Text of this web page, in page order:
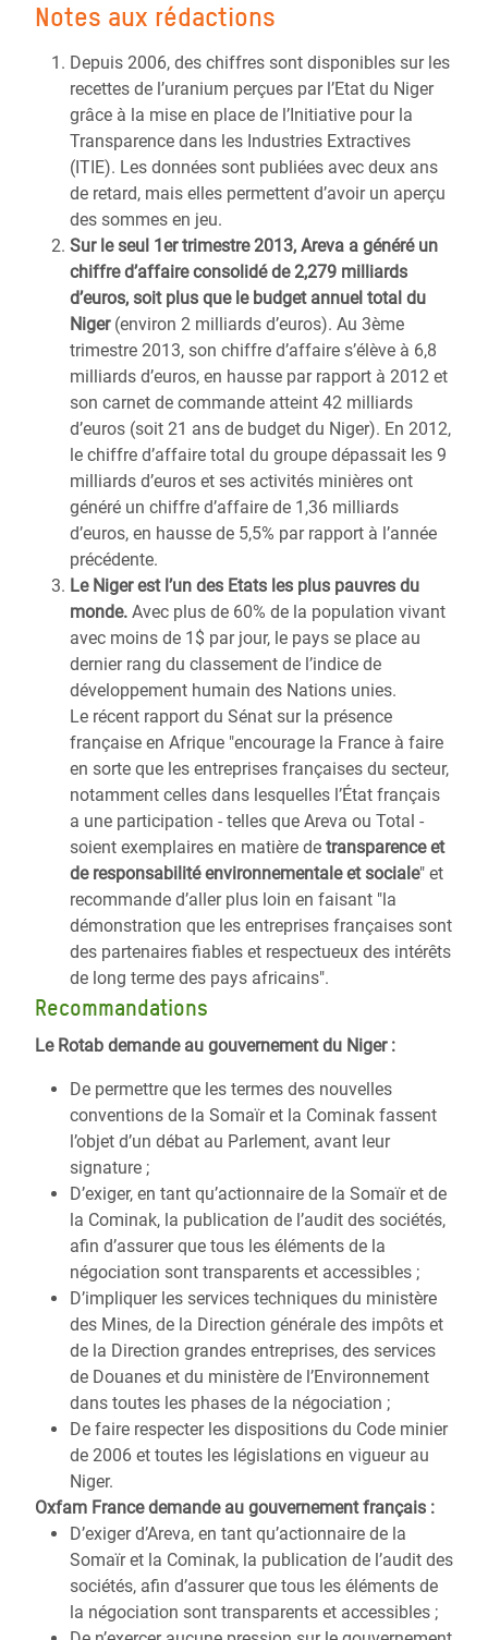
Notes aux rédactions
Depuis 2006, des chiffres sont disponibles sur les
recettes de l’uranium perçues par l’Etat du Niger
grâce à la mise en place de l’Initiative pour la
Transparence dans les Industries Extractives
(ITIE). Les données sont publiées avec deux ans
de retard, mais elles permettent d’avoir un aperçu
des sommes en jeu.
Sur le seul 1er trimestre 2013, Areva a généré un
chiffre d’affaire consolidé de 2,279 milliards
d’euros, soit plus que le budget annuel total du
Niger(environ 2 milliards d’euros). Au 3ème
trimestre 2013, son chiffre d’affaire s’élève à 6,8
milliards d’euros, en hausse par rapport à 2012 et
son carnet de commande atteint 42 milliards
d’euros (soit 21 ans de budget du Niger). En 2012,
le chiffre d’affaire total du groupe dépassait les 9
milliards d’euros et ses activités minières ont
généré un chiffre d’affaire de 1,36 milliards
d’euros, en hausse de 5,5% par rapport à l’année
précédente.
Le Niger est l’un des Etats les plus pauvres du
monde. Avec plus de 60% de la population vivant
avec moins de 1$ par jour, le pays se place au
dernier rang du classement de l’indice de
développement humain des Nations unies.
Le récent rapport du Sénat sur la présence
française en Afrique "encourage la France à faire
en sorte que les entreprises françaises du secteur,
notamment celles dans lesquelles l’État français
a une participation - telles que Areva ou Total -
soient exemplaires en matière de transparence et
de responsabilité environnementale et sociale" et
recommande d’aller plus loin en faisant "la
démonstration que les entreprises françaises sont
des partenaires fiables et respectueux des intérêts
de long terme des pays africains".
Recommandations
Le Rotab demande au gouvernement du Niger :
De permettre que les termes des nouvelles
conventions de la Somaïr et la Cominak fassent
l’objet d’un débat au Parlement, avant leur
signature ;
D’exiger, en tant qu’actionnaire de la Somaïr et de
la Cominak, la publication de l’audit des sociétés,
afin d’assurer que tous les éléments de la
négociation sont transparents et accessibles ;
D’impliquer les services techniques du ministère
des Mines, de la Direction générale des impôts et
de la Direction grandes entreprises, des services
de Douanes et du ministère de l’Environnement
dans toutes les phases de la négociation ;
De faire respecter les dispositions du Code minier
de 2006 et toutes les législations en vigueur au
Niger.
Oxfam France demande au gouvernement français :
D’exiger d’Areva, en tant qu’actionnaire de la
Somaïr et la Cominak, la publication de l’audit des
sociétés, afin d’assurer que tous les éléments de
la négociation sont transparents et accessibles ;